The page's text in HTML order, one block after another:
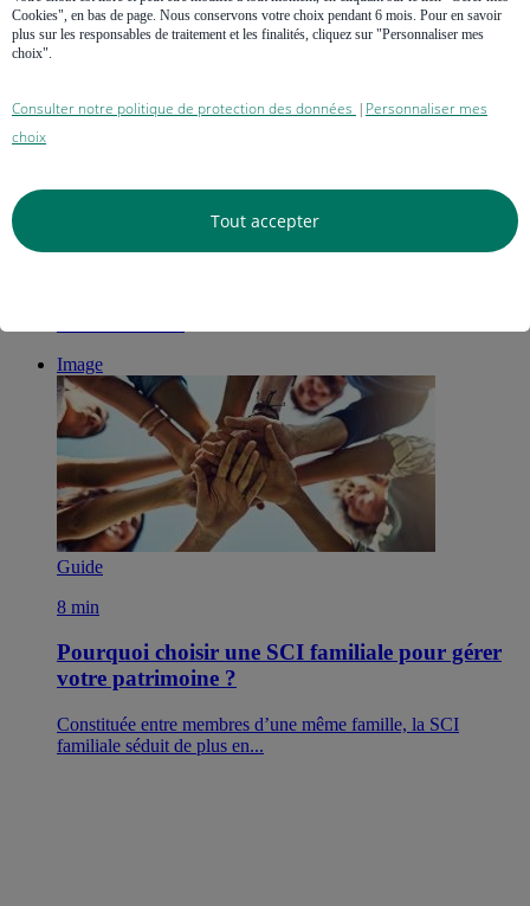
Vidéo
Faire construire sa maison : les étapes, le budget, le
financement
Image
Guide
8 min
Pourquoi choisir une SCI familiale pour gérer
votre patrimoine ?
Constituée entre membres d’une même famille, la SCI
familiale séduit de plus en...
Cookies", en bas de page. Nous conservons votre choix pendant 6 mois. Pour en savoir
plus sur les responsables de traitement et les finalités, cliquez sur "Personnaliser mes
choix".
Consulter notre politique de protection des données
Personnaliser mes
choix
Tout accepter